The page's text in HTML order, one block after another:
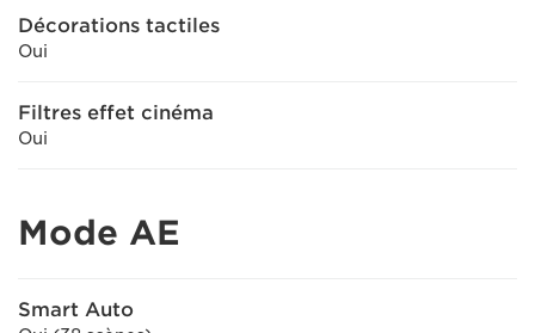
Décorations tactiles
Oui
Filtres effet cinéma
Oui
Mode AE
Smart Auto